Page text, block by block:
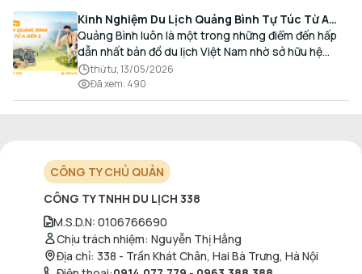
Kinh Nghiệm Du Lịch Quảng Bình Tự Túc Từ A
Đến Z Chi Tiết Nhất
Quảng Bình luôn là một trong những điểm đến hấp
dẫn nhất bản đồ du lịch Việt Nam nhờ sở hữu hệ
thống hang động kỳ vĩ, những bãi biển hoang sơ và
nét ẩm thực đậm đà bản sắc.
thứ tư, 13/05/2026
Đã xem: 490
CÔNG TY CHỦ QUẢN
CÔNG TY TNHH DU LỊCH 338
M.S.D.N: 0106766690
Chịu trách nhiệm: Nguyễn Thị Hằng
Địa chỉ: 338 - Trần Khát Chân, Hai Bà Trưng, Hà Nội